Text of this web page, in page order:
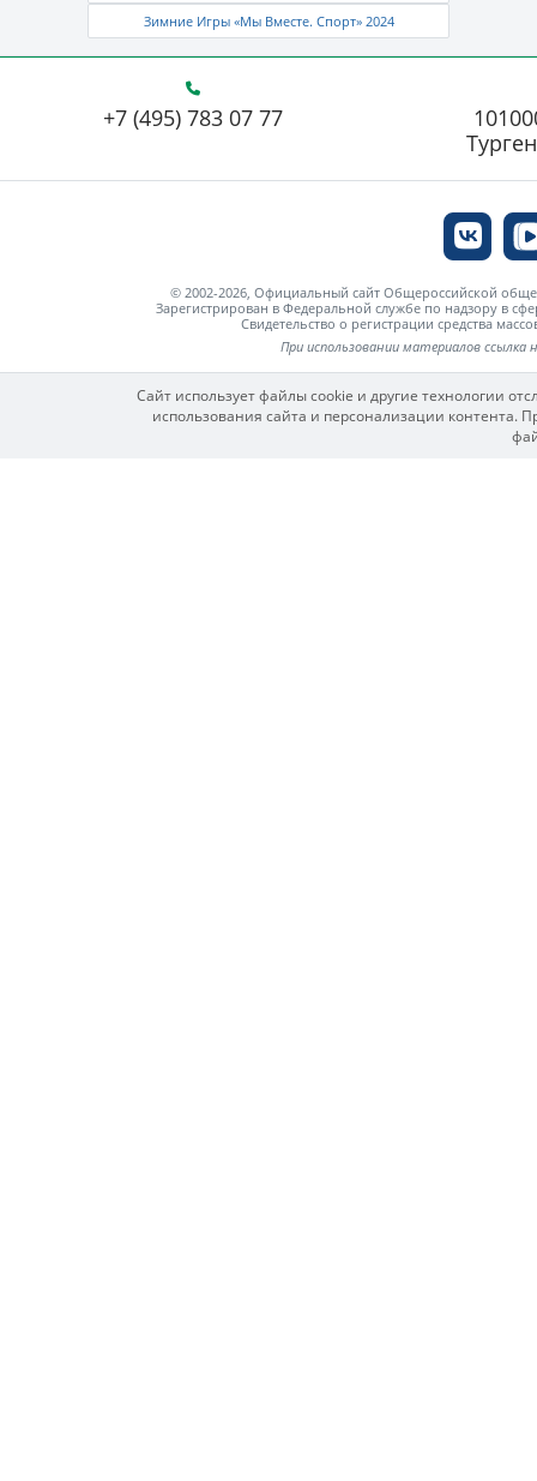
Зимние Игры «Мы Вместе. Спорт» 2024
+7 (495) 783 07 77
© 2002-2026, Официальный сайт Общероссийской
Зарегистрирован в Федеральной службе по надзору в
Свидетельство о регистрации средства
При использовании материалов
Сайт использует файлы cookie и другие технологии
использования сайта и персонализации контента.